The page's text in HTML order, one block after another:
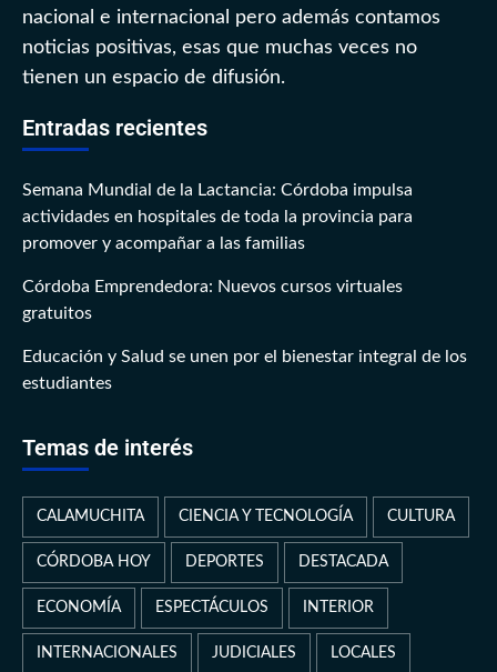
nacional e internacional pero además contamos
noticias positivas, esas que muchas veces no
tienen un espacio de difusión.
Entradas recientes
Semana Mundial de la Lactancia: Córdoba impulsa
actividades en hospitales de toda la provincia para
promover y acompañar a las familias
Córdoba Emprendedora: Nuevos cursos virtuales
gratuitos
Educación y Salud se unen por el bienestar integral de los
estudiantes
Temas de interés
CALAMUCHITA CIENCIA Y TECNOLOGÍA CULTURA
CÓRDOBA HOY DEPORTES DESTACADA
ECONOMÍA ESPECTÁCULOS INTERIOR
INTERNACIONALES JUDICIALES LOCALES